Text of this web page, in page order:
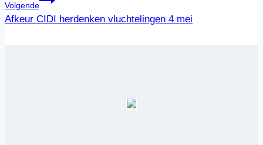
Volgende
Afkeur CIDI herdenken vluchtelingen 4 mei